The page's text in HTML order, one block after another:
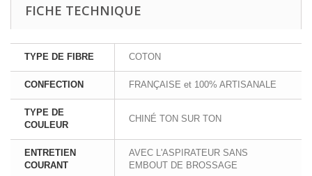
FICHE TECHNIQUE
TYPE DE FIBRE COTON
CONFECTION FRANÇAISE et 100% ARTISANALE
TYPE DE
COULEUR
CHINÉ TON SUR TON
ENTRETIEN
COURANT
AVEC L'ASPIRATEUR SANS
EMBOUT DE BROSSAGE